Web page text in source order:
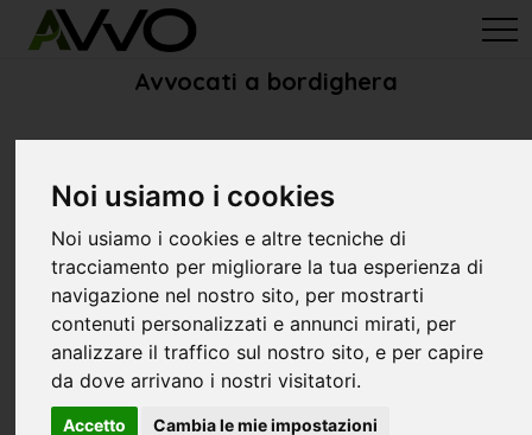
Noi usiamo i cookies
Noi usiamo i cookies e altre tecniche di
tracciamento per migliorare la tua esperienza di
navigazione nel nostro sito, per mostrarti
contenuti personalizzati e annunci mirati, per
analizzare il traffico sul nostro sito, e per capire
da dove arrivano i nostri visitatori.
Accetto Cambia le mie impostazioni
avvo-it>Imperia > Avvocati bordighera
Avvocati a bordighera